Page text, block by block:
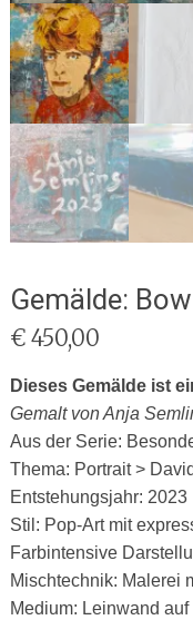
Gemälde:
€450,00
Dieses Gemälde ist
Gemalt von Anja
Aus der Serie:
Thema: Portrait >
Entstehungsjahr: 2023
Stil: Pop-Art mit
Farbintensive
Mischtechnik: Malerei
Medium: Leinwand